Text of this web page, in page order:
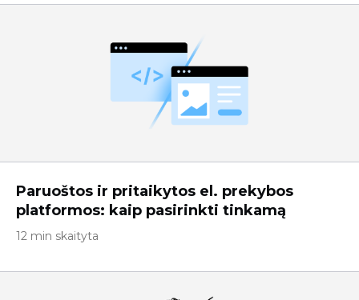
Paruoštos ir pritaikytos el. prekybos
platformos: kaip pasirinkti tinkamą
12 min skaityta